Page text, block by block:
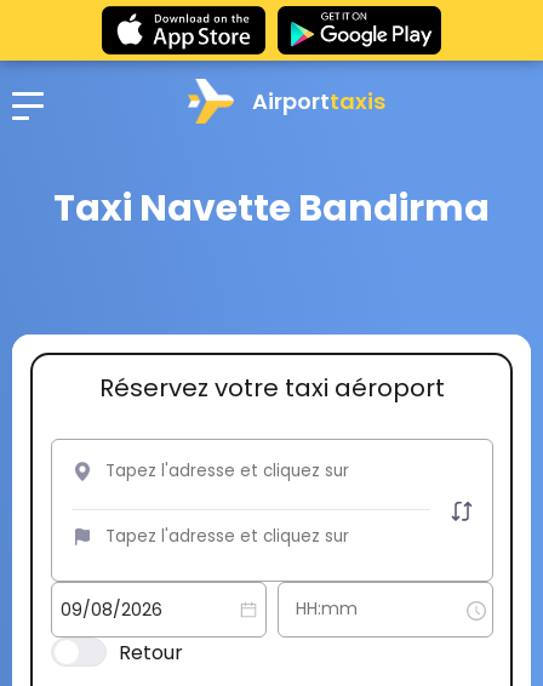
Airporttaxis
Taxi Navette Bandirma
Réservez votre taxi aéroport
Retour